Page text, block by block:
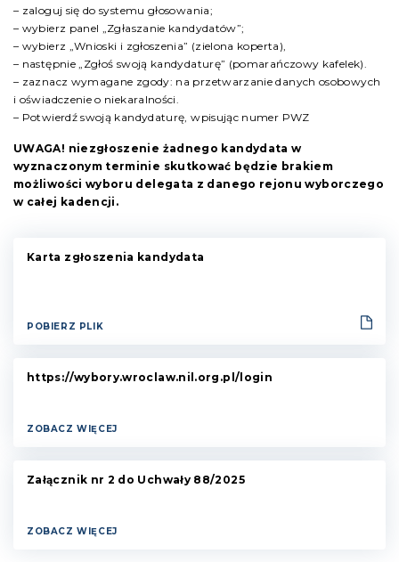
– zaloguj się do systemu głosowania;
– wybierz panel „Zgłaszanie kandydatów”;
– wybierz „Wnioski i zgłoszenia” (zielona koperta),
– następnie „Zgłoś swoją kandydaturę” (pomarańczowy kafelek).
– zaznacz wymagane zgody: na przetwarzanie danych osobowych
i oświadczenie o niekaralności.
– Potwierdź swoją kandydaturę, wpisując numer PWZ
UWAGA! niezgłoszenie żadnego kandydata w
wyznaczonym terminie skutkować będzie brakiem
możliwości wyboru delegata z danego rejonu wyborczego
w całej kadencji.
Karta zgłoszenia kandydata
POBIERZ PLIK
https://wybory.wroclaw.nil.org.pl/login
ZOBACZ WIĘCEJ
Załącznik nr 2 do Uchwały 88/2025
ZOBACZ WIĘCEJ